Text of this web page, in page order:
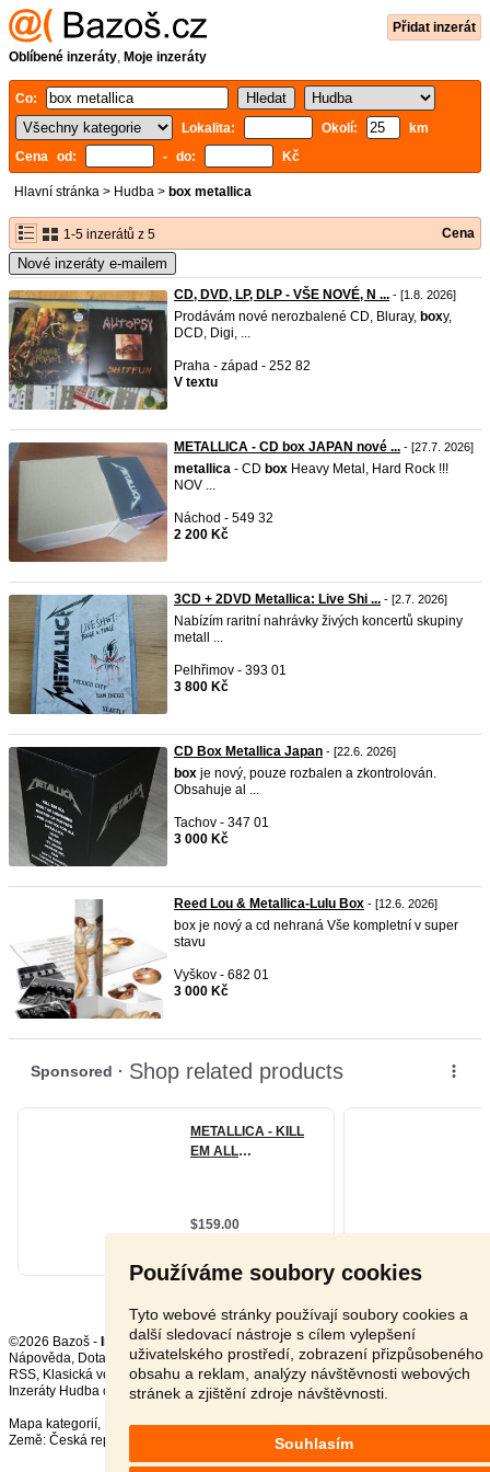
Používáme soubory cookies
Tyto webové stránky používají soubory cookies a
další sledovací nástroje s cílem vylepšení
uživatelského prostředí, zobrazení přizpůsobeného
obsahu a reklam, analýzy návštěvnosti webových
stránek a zjištění zdroje návštěvnosti.
Souhlasím
Přidat inzerát
Oblíbené inzeráty, Moje inzeráty
Co:
Lokalita:
Okolí:
km
Cena od:
- do: Kč
Hlavní stránka > Hudba > box metallica
1-5 inzerátů z 5 Cena
Nové inzeráty e-mailem
CD, DVD, LP, DLP - VŠE NOVÉ, N ... - [1.8. 2026]
Prodávám nové nerozbalené CD, Bluray, boxy,
DCD, Digi, ...
Praha - západ - 252 82
V textu
METALLICA - CD box JAPAN nové ... - [27.7. 2026]
metallica - CD box Heavy Metal, Hard Rock !!!
NOV ...
Náchod - 549 32
2 200 Kč
3CD + 2DVD Metallica: Live Shi ... - [2.7. 2026]
Nabízím raritní nahrávky živých koncertů skupiny
metall ...
Pelhřimov - 393 01
3 800 Kč
CD Box Metallica Japan - [22.6. 2026]
box je nový, pouze rozbalen a zkontrolován.
Obsahuje al ...
Tachov - 347 01
3 000 Kč
Reed Lou & Metallica-Lulu Box - [12.6. 2026]
box je nový a cd nehraná Vše kompletní v super
stavu
Vyškov - 682 01
3 000 Kč
©2026 Bazoš - Inzerce, Bazar
Nápověda, Dotazy Hodnocení,Kontakt,Reklama,Podmínky Ochrana údajů,
RSS,
Inzeráty Hudba celkem:18590, za 24 hodin:647
Mapa kategorií,
Nejvyhledávanější výrazy
Země: Česká republika Rakousko